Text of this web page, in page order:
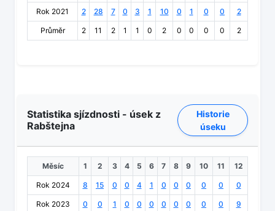
Rok 2021 2 28 7 0 3 1 10 0 1 0 0 2
Průměr 2 11 2 1 1 0 2 0 0 0 0 2
Statistika sjízdnosti - úsek z
Rabštejna
Historie
úseku
Měsíc 1 2 3 4 5 6 7 8 9 10 11 12
Rok 2024 8 15 0 0 4 1 0 0 0 0 0 0
Rok 2023 0 0 1 0 0 0 0 0 0 0 0 9